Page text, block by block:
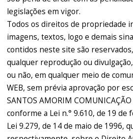
legislações em vigor.
Todos os direitos de propriedade
imagens, textos, logo e demais
contidos neste site são
qualquer reprodução ou
ou não, em qualquer meio de
WEB, sem prévia aprovação por
SANTOS AMORIM COMUNICAÇÃO
conforme a Lei n.° 9.610, de 19 de
Lei 9.279, de 14 de maio de 1996,